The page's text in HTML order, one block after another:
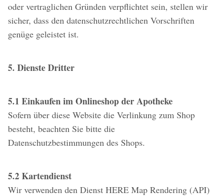
oder vertraglichen Gründen verpflichtet sein, stellen wir
sicher, dass den datenschutzrechtlichen Vorschriften
genüge geleistet ist.
5. Dienste Dritter
5.1 Einkaufen im Onlineshop der Apotheke
Sofern über diese Website die Verlinkung zum Shop
besteht, beachten Sie bitte die
Datenschutzbestimmungen des Shops.
5.2 Kartendienst
Wir verwenden den Dienst HERE Map Rendering (API)